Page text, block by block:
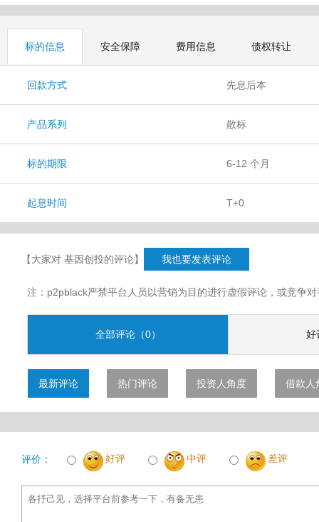
标的信息 安全保障 费用信息 债权转让
回款方式 先息后本
产品系列 散标
标的期限 6-12 个月
起息时间 T+0
【大家对 基因创投的评论】 我也要发表评论
注：p2pblack严禁平台人员以营销为目的进行虚假评论，或竞争
全部评论（0） 好
最新评论 热门评论 投资人角度 借款人
评价： 好评 中评 差评